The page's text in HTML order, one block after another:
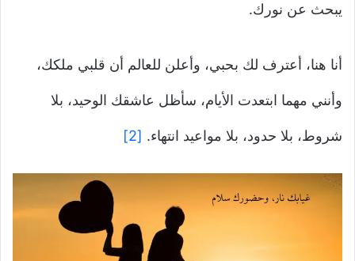
يبحث عن نورك.
أنا هنا، أعترف لك بحبي، وأعلن للعالم أن قلبي ملكك،
وأنني مهما ابتعدت الأيام، سأظل عاشقك الوحيد، بلا
شروط، بلا حدود، بلا مواعيد انتهاء. [2]